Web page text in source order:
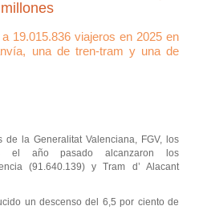
19.015.836 viajeros en 2025 en
una de tren-tram y una de
de la Generalitat Valenciana, FGV, los
el año pasado alcanzaron los
(91.640.139) y Tram d’ Alacant
un descenso del 6,5 por ciento de